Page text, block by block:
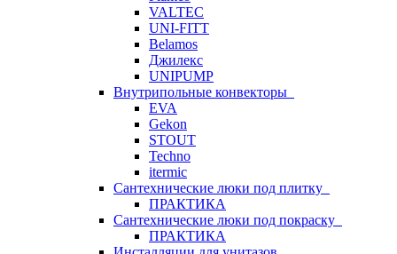
VALTEC
UNI-FITT
Belamos
Джилекс
UNIPUMP
Внутрипольные конвекторы
EVA
Gekon
STOUT
Techno
itermic
Сантехнические люки под плитку
ПРАКТИКА
Сантехнические люки под покраску
ПРАКТИКА